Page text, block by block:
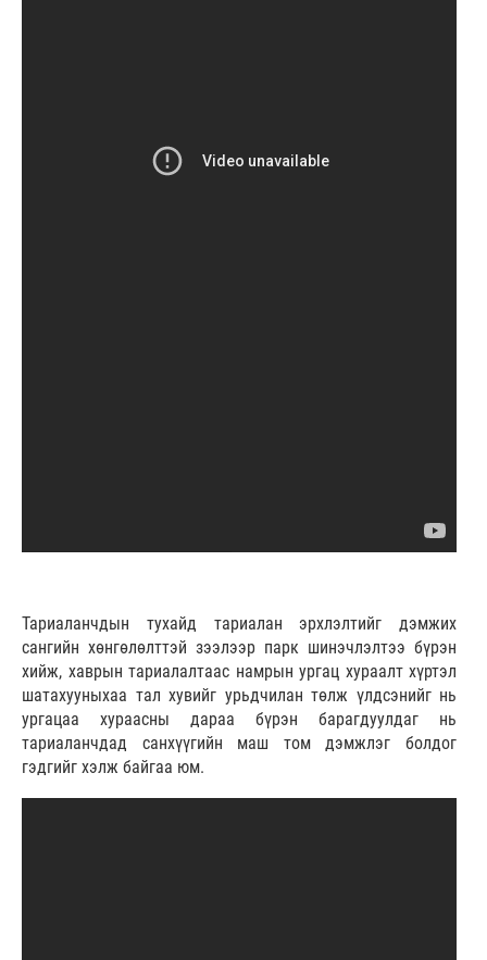
Тариаланчдын тухайд тариалан эрхлэлтийг дэмжих
сангийн хөнгөлөлттэй зээлээр парк шинэчлэлтээ бүрэн
хийж, хаврын тариалалтаас намрын ургац хураалт хүртэл
шатахууныхаа тал хувийг урьдчилан төлж үлдсэнийг нь
ургацаа хураасны дараа бүрэн барагдуулдаг нь
тариаланчдад санхүүгийн маш том дэмжлэг болдог
гэдгийг хэлж байгаа юм.